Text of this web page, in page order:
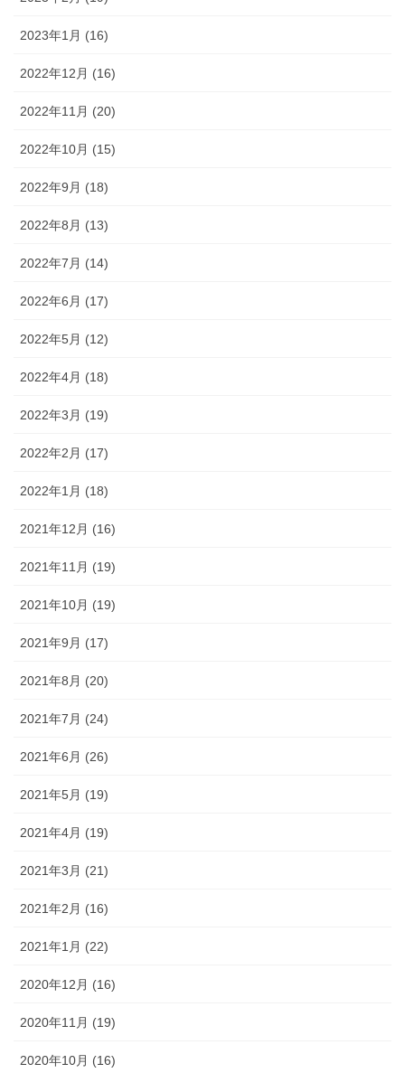
2023年1月 (16)
2022年12月 (16)
2022年11月 (20)
2022年10月 (15)
2022年9月 (18)
2022年8月 (13)
2022年7月 (14)
2022年6月 (17)
2022年5月 (12)
2022年4月 (18)
2022年3月 (19)
2022年2月 (17)
2022年1月 (18)
2021年12月 (16)
2021年11月 (19)
2021年10月 (19)
2021年9月 (17)
2021年8月 (20)
2021年7月 (24)
2021年6月 (26)
2021年5月 (19)
2021年4月 (19)
2021年3月 (21)
2021年2月 (16)
2021年1月 (22)
2020年12月 (16)
2020年11月 (19)
2020年10月 (16)